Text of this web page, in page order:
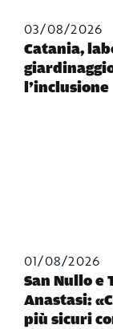
03/08/2026
Catania,
l’inclusione
01/08/2026
San Nullo e
Anastasi:
più sicuri